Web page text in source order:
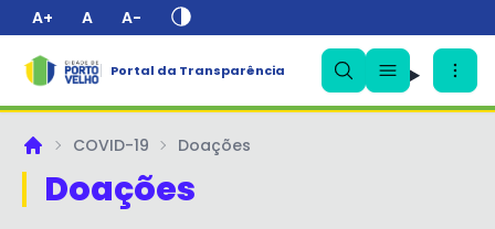
A+ A A-
Portal da Transparência
PrincipalCOVID-19 Doações
Doações
✕